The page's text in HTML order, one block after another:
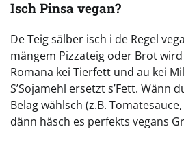
Isch Pinsa vegan?
De Teig sälber isch i de Regel
mängem Pizzateig oder Brot
Romana kei Tierfett und au kei
S’Sojamehl ersetzt s’Fett. Wänn
Belag wählsch (z.B.
dänn häsch es perfekts vegans